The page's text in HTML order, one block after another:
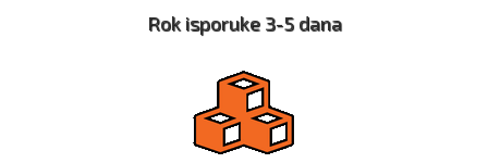
Rok isporuke 3-5 dana